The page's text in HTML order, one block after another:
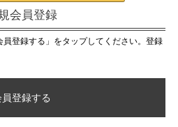
会員登録
登録する」をタップしてください。登録
登録する